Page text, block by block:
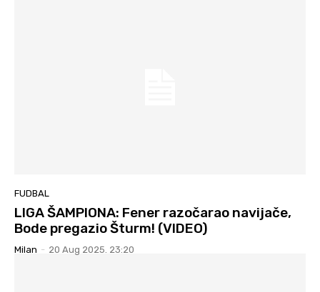
FUDBAL
LIGA ŠAMPIONA: Fener razočarao navijače,
Bode pregazio Šturm! (VIDEO)
Milan - 20 Aug 2025. 23:20